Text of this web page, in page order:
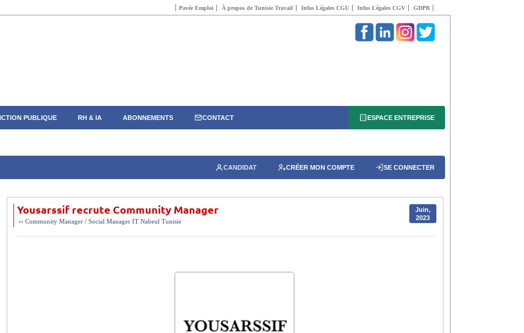
Pavée Emploi À propos de Tunisie Travail Infos Légales CGU Infos Légales CGV GDPR
PUBLIQUE RH & IA ABONNEMENTS CONTACT ESPACE ENTREPRISE
CANDIDAT CRÉER MON COMPTE SE CONNECTER
Yousarssif recrute Community Manager
Juin,
2023
›› Community Manager / Social Manager IT Nabeul Tunisie